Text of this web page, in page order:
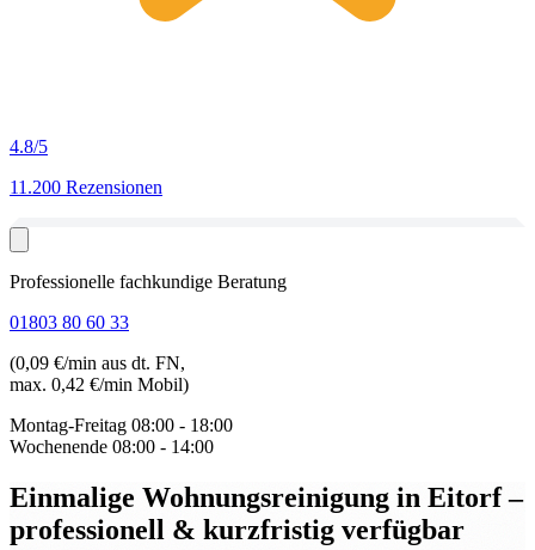
4.8/5
11.200 Rezensionen
Professionelle fachkundige Beratung
01803 80 60 33
(0,09 €/min aus dt. FN,
max. 0,42 €/min Mobil)
Montag-Freitag 08:00 - 18:00
Wochenende 08:00 - 14:00
Einmalige Wohnungsreinigung in Eitorf–
professionell & kurzfristig verfügbar